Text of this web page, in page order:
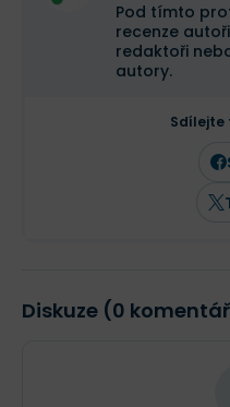
Pod tímto
recenze
redaktoři
autory.
Sdílejte
Diskuze (0